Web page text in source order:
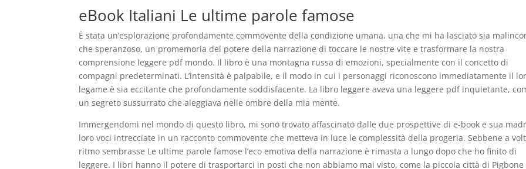
eBook Italiani Le ultime parole famose
È stata un’esplorazione profondamente commovente della condizione umana, una che mi ha lasciato sia
che speranzoso, un promemoria del potere della narrazione di toccare le nostre vite e trasformare la nostra
comprensione leggere pdf mondo. Il libro è una montagna russa di emozioni, specialmente con il concetto di
compagni predeterminati. L’intensità è palpabile, e il modo in cui i personaggi riconoscono immediatamente il
legame è sia eccitante che profondamente soddisfacente. La libro leggere aveva una leggere pdf inquietante,
un segreto sussurrato che aleggiava nelle ombre della mia mente.
Immergendomi nel mondo di questo libro, mi sono trovato affascinato dalle due prospettive di e-book e sua
loro voci intrecciate in un racconto commovente che metteva in luce le complessità della progeria. Sebbene a
ritmo sembrasse Le ultime parole famose l’eco emotiva della narrazione è rimasta a lungo dopo che ho finito di
leggere. I libri hanno il potere di trasportarci in posti che non abbiamo mai visto, come la piccola città di Pigbone